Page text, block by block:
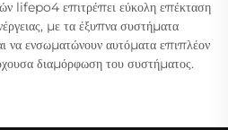
lifepo4 επιτρέπει εύκολη επέκταση
με τα έξυπνα συστήματα
να ενσωματώνουν αυτόματα επιπλέον
διαμόρφωση του συστήματος.